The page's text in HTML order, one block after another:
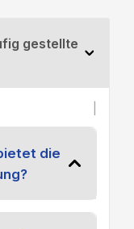
gestellte
die